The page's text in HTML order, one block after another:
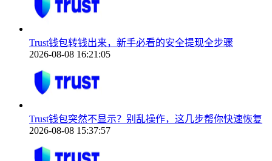
Trust钱包转钱出来，新手必看的安全提现全步骤
2026-08-08 16:21:05
Trust钱包突然不显示？别乱操作，这几步帮你快速恢复
2026-08-08 15:37:57